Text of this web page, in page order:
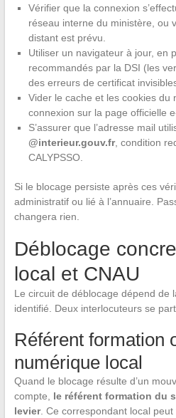
Vérifier que la connexion
réseau interne du ministère, ou
distant est prévu.
Utiliser un navigateur à jour, en
recommandés par la DSI (les
des erreurs de certificat
Vider le cache et les cookies du
connexion sur la page officielle
S’assurer que l’adresse mail
@interieur.gouv.fr, condition
CALYPSSO.
Si le blocage persiste après ces
administratif ou lié à l’annuaire.
changera rien.
Déblocage
local et CNAU
Le circuit de déblocage dépend de
identifié. Deux interlocuteurs se
Référent formation
numérique local
Quand le blocage résulte d’un
compte, le référent formation du
levier. Ce correspondant local